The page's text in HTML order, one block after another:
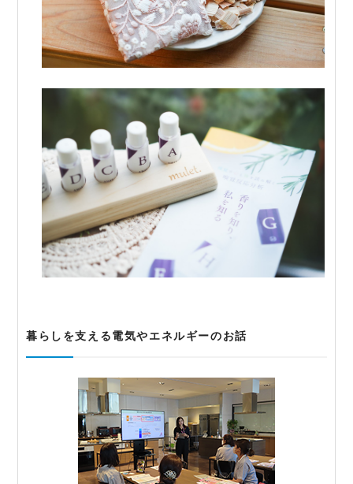
暮らしを支える電気やエネルギーのお話